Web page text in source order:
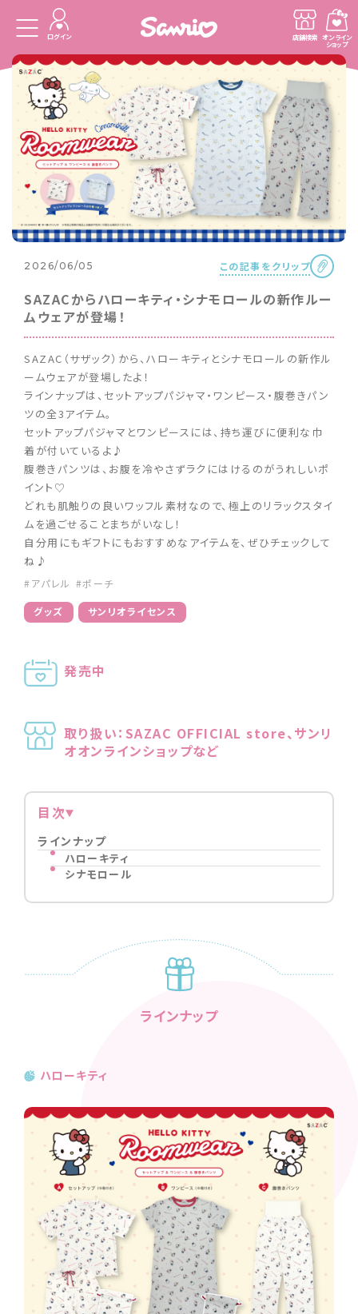
ログイン 店舗検索 オンライン
ショップ
2026/06/05 この記事をクリップ
SAZACからハローキティ・シナモロールの新作ルー
ムウェアが登場！
SAZAC（サザック）から、ハローキティとシナモロールの新作ル
ームウェアが登場したよ！
ラインナップは、セットアップパジャマ・ワンピース・腹巻きパン
ツの全3アイテム。
セットアップパジャマとワンピースには、持ち運びに便利な巾
着が付いているよ♪
腹巻きパンツは、お腹を冷やさずラクにはけるのがうれしいポ
イント♡
どれも肌触りの良いワッフル素材なので、極上のリラックスタイ
ムを過ごせることまちがいなし！
自分用にもギフトにもおすすめなアイテムを、ぜひチェックして
ね♪
#アパレル #ポーチ
グッズ サンリオライセンス
発売中
取り扱い：SAZAC OFFICIAL store、サンリ
オオンラインショップなど
目次
ラインナップ
ハローキティ
シナモロール
ラインナップ
ハローキティ